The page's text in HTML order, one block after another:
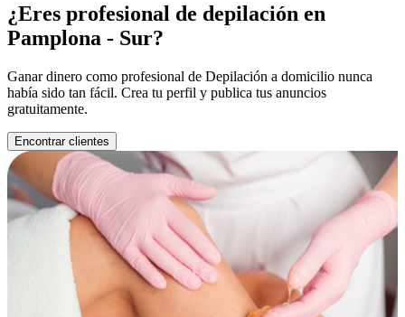
¿Eres profesional de depilación en
Pamplona - Sur?
Ganar dinero como profesional de Depilación a domicilio nunca
había sido tan fácil. Crea tu perfil y publica tus anuncios
gratuitamente.
Encontrar clientes